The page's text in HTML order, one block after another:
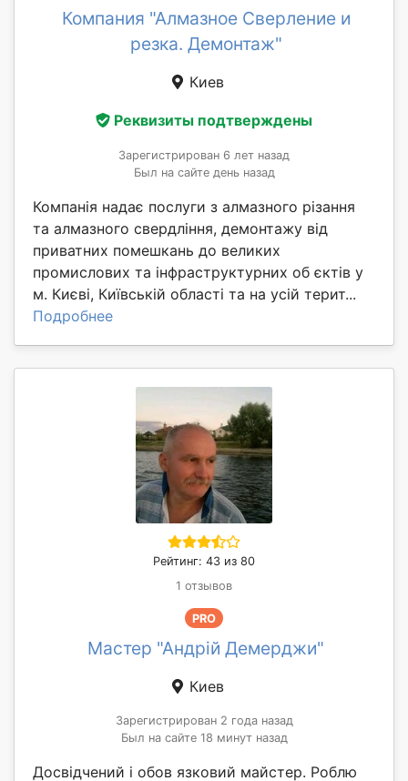
Компания "Алмазное Сверление и
резка. Демонтаж"
Киев
Реквизиты подтверждены
Зарегистрирован 6 лет назад
Был на сайте день назад
Компанія надає послуги з алмазного різання
та алмазного свердління, демонтажу від
приватних помешкань до великих
промислових та інфраструктурних об єктів у
м. Києві, Київській області та на усій терит...
Подробнее
Рейтинг: 43 из 80
1 отзывов
PRO
Мастер "Андрій Демерджи"
Киев
Зарегистрирован 2 года назад
Был на сайте 18 минут назад
Досвідчений і обов язковий майстер. Роблю